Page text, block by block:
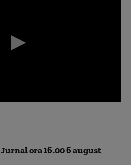
Jurnal ora 16.00 6 august